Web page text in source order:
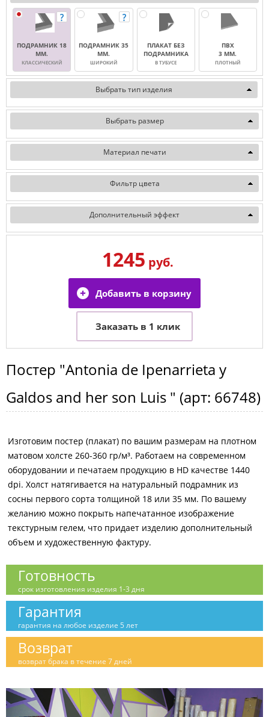
ПОДРАМНИК 18
ММ.
КЛАССИЧЕСКИЙ
ПОДРАМНИК 35
ММ.
ШИРОКИЙ
ПЛАКАТ БЕЗ
ПОДРАМНИКА
В ТУБУСЕ
ПВХ
3 ММ.
ПЛОТНЫЙ
Выбрать тип изделия
Выбрать размер
Материал печати
Фильтр цвета
Дополнительный эффект
1245 руб.
Постер "Antonia de Ipenarrieta y
Galdos and her son Luis " (арт: 66748)
Изготовим постер (плакат) по вашим размерам на плотном
матовом холсте 260-360 гр/м³. Работаем на современном
оборудовании и печатаем продукцию в HD качестве 1440
dpi. Холст натягивается на натуральный подрамник из
сосны первого сорта толщиной 18 или 35 мм. По вашему
желанию можно покрыть напечатанное изображение
текстурным гелем, что придает изделию дополнительный
объем и художественную фактуру.
Готовность
срок изготовления изделия 1-3 дня
Гарантия
гарантия на любое изделие 5 лет
Возврат
возврат брака в течение 7 дней